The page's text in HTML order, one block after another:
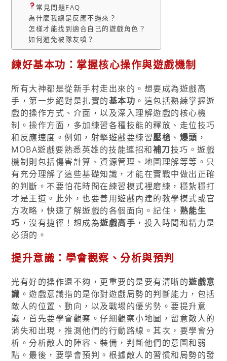
常見問題FAQ
為什麼我總是反應不過來？
怎樣才能找到適合自己的遊戲角色？
如何避免被隊友噴？
練好基本功：掌握核心操作與遊戲機制
所有大神都是從新手村走出來的。想要成為遊戲高
手，第一步絕對是扎實的基本功 。這包括熟練掌握遊
戲的操作方式、介面，以及深入理解遊戲的核心機
制。操作方面，多加練習各種技能的釋放、走位技巧
和反應速度。例如，射擊遊戲要練習壓槍 、 爆頭 ，
MOBA遊戲要熟悉英雄的技能連招和補刀技巧。遊戲
機制則包括傷害計算、資源管理、地圖理解等等。只
有充分理解了這些基礎知識，才能在實戰中做出正確
的判斷。不要怕花時間在練習模式裡磨練，穩紮穩打
才是王道。此外，也要善用遊戲內建的教學模式或官
方攻略，快速了解遊戲的各個面向。記住， 熟能生
巧 ，沒有捷徑！想成為遊戲高手 ，投入時間和精力是
必須的。
提升意識：學會觀察、分析與預判
光有好的操作還不夠，更重要的是要有清晰的遊戲意
識 。遊戲意識指的是你對遊戲局勢的判斷能力，包括
敵人的位置、動向，以及戰場的優劣勢。要提升意
識，首先要學會觀察。仔細觀察小地圖，留意敵人的
消失和出現，推測他們的行動路線。其次，要學會分
析。分析敵人的陣容、裝備，判斷他們的意圖和弱
點。最後，要學會預判。根據敵人的習慣和局勢的發